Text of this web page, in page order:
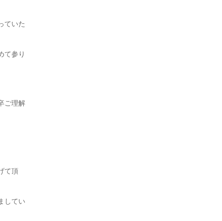
ていた
て参り
ご理解
て頂
してい